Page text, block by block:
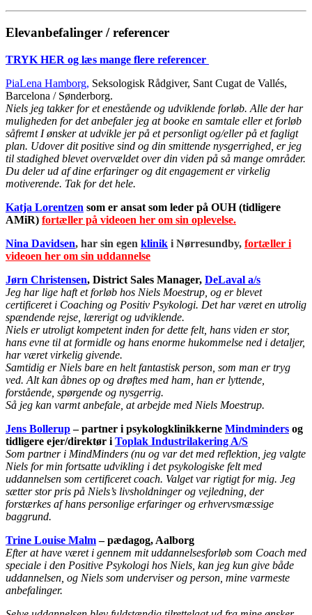
Elevanbefalinger / referencer
TRYK HER og læs mange flere referencer
PiaLena Hamborg, Seksologisk Rådgiver, Sant Cugat de Vallés,
Barcelona / Sønderborg.
Niels jeg takker for et enestående og udviklende forløb. Alle der har
muligheden for det anbefaler jeg at booke en samtale eller et forløb
såfremt I ønsker at udvikle jer på et personligt og/eller på et fagligt
plan. Udover dit positive sind og din smittende nysgerrighed, er jeg
til stadighed blevet overvældet over din viden på så mange områder.
Du deler ud af dine erfaringer og dit engagement er virkelig
motiverende. Tak for det hele.
Katja Lorentzen som er ansat som leder på OUH (tidligere
AMiR) fortæller på videoen her om sin oplevelse.
Nina Davidsen, har sin egen klinik i Nørresundby, fortæller i
videoen her om sin uddannelse
Jørn Christensen, District Sales Manager, DeLaval a/s
Jeg har lige haft et forløb hos Niels Moestrup, og er blevet
certificeret i Coaching og Positiv Psykologi. Det har været en utrolig
spændende rejse, lærerigt og udviklende.
Niels er utroligt kompetent inden for dette felt, hans viden er stor,
hans evne til at formidle og hans enorme hukommelse ned i detaljer,
har været virkelig givende.
Samtidig er Niels bare en helt fantastisk person, som man er tryg
ved. Alt kan åbnes op og drøftes med ham, han er lyttende,
forstående, spørgende og nysgerrig.
Så jeg kan varmt anbefale, at arbejde med Niels Moestrup.
Jens Bollerup– partner i psykologklinikkerne Mindminders og
tidligere ejer/direktør i Toplak Industrilakering A/S
Som partner i MindMinders (nu og var det med reflektion, jeg valgte
Niels for min fortsatte udvikling i det psykologiske felt med
uddannelsen som certificeret coach. Valget var rigtigt for mig. Jeg
sætter stor pris på Niels’s livsholdninger og vejledning, der
forstærkes af hans personlige erfaringer og erhvervsmæssige
baggrund.
Trine Louise Malm– pædagog, Aalborg
Efter at have været i gennem mit uddannelsesforløb som Coach med
speciale i den Positive Psykologi hos Niels, kan jeg kun give både
uddannelsen, og Niels som underviser og person, mine varmeste
anbefalinger.